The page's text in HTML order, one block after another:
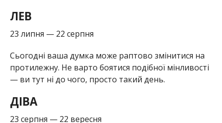
ЛЕВ
23 липня — 22 серпня
Сьогодні ваша думка може раптово змінитися на
протилежну. Не варто боятися подібної мінливості
— ви тут ні до чого, просто такий день.
ДІВА
23 серпня — 22 вересня